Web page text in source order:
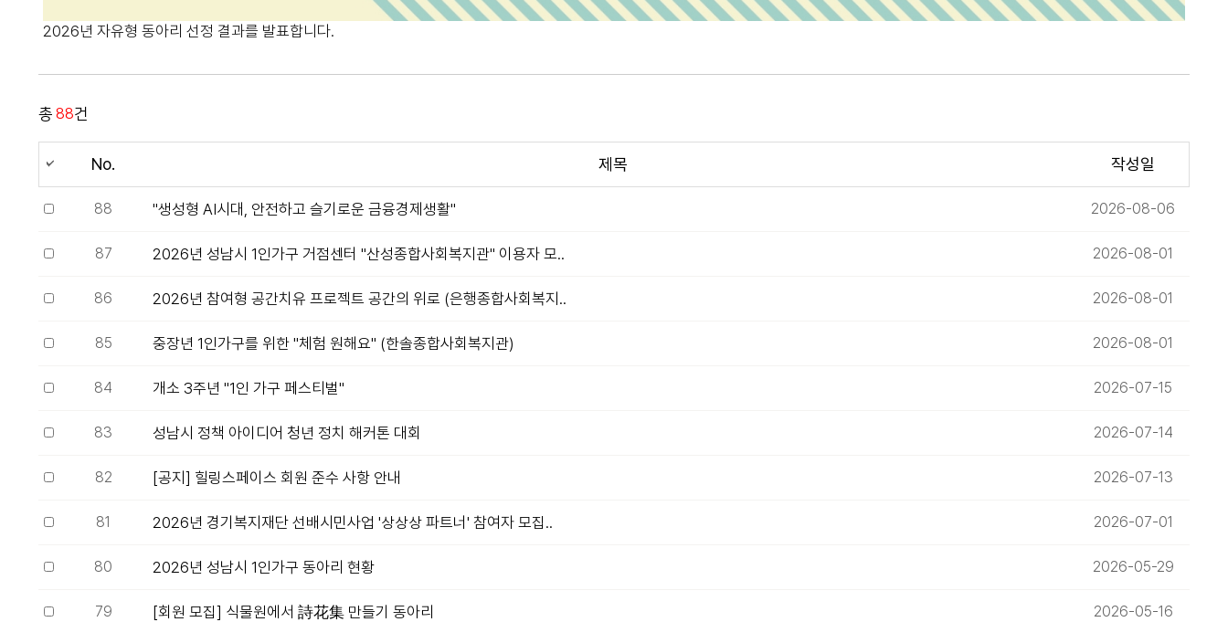
2026년 자유형 동아리 선정 결과를 발표합니다.
총 88건
No. 제목 작성일
88 "생성형 AI시대, 안전하고 슬기로운 금융경제생활" 2026-08-06
87 2026년 성남시 1인가구 거점센터 "산성종합사회복지관" 이용자 모.. 2026-08-01
86 2026년 참여형 공간치유 프로젝트 공간의 위로 (은행종합사회복지.. 2026-08-01
85 중장년 1인가구를 위한 "체험 원해요" (한솔종합사회복지관) 2026-08-01
84 개소 3주년 "1인 가구 페스티벌" 2026-07-15
83 성남시 정책 아이디어 청년 정치 해커톤 대회 2026-07-14
82 [공지] 힐링스페이스 회원 준수 사항 안내 2026-07-13
81 2026년 경기복지재단 선배시민사업 '상상상 파트너' 참여자 모집.. 2026-07-01
80 2026년 성남시 1인가구 동아리 현황 2026-05-29
79 [회원 모집] 식물원에서 詩花集 만들기 동아리 2026-05-16